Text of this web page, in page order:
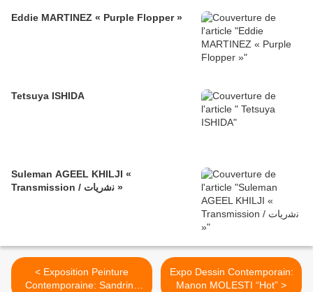
Eddie MARTINEZ « Purple Flopper »
Tetsuya ISHIDA
Suleman AGEEL KHILJI «
Transmission / ﻧﺷرﯾﺎت »
< Exposition Peinture
Contemporaine: Sandrine
Expo Dessin Contemporain:
Manon MOLESTI “Hot” >